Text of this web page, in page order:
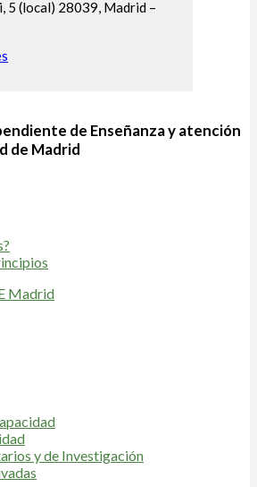
5 (local) 28039, Madrid –
de Enseñanza y atención
de Madrid
Madrid
y de Investigación